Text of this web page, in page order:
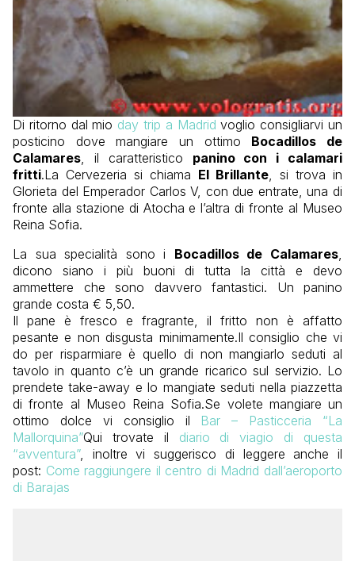
Di ritorno dal mio day trip a Madrid voglio consigliarvi un
posticino dove mangiare un ottimo Bocadillos de
Calamares, il caratteristico panino con i calamari
fritti.La Cervezeria si chiama El Brillante, si trova in
Glorieta del Emperador Carlos V, con due entrate, una di
fronte alla stazione di Atocha e l’altra di fronte al Museo
Reina Sofia.
La sua specialità sono i Bocadillos de Calamares,
dicono siano i più buoni di tutta la città e devo
ammettere che sono davvero fantastici. Un panino
grande costa € 5,50.
Il pane è fresco e fragrante, il fritto non è affatto
pesante e non disgusta minimamente.Il consiglio che vi
do per risparmiare è quello di non mangiarlo seduti al
tavolo in quanto c’è un grande ricarico sul servizio. Lo
prendete take-away e lo mangiate seduti nella piazzetta
di fronte al Museo Reina Sofia.Se volete mangiare un
ottimo dolce vi consiglio il Bar – Pasticceria “La
Mallorquina”Qui trovate il diario di viagio di questa
“avventura”, inoltre vi suggerisco di leggere anche il
post: Come raggiungere il centro di Madrid dall’aeroporto
di Barajas